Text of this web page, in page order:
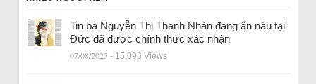
Tin bà Nguyễn Thị Thanh Nhàn đang ẩn náu tại
Đức đã được chính thức xác nhận
07/08/2023 - 15.096 Views